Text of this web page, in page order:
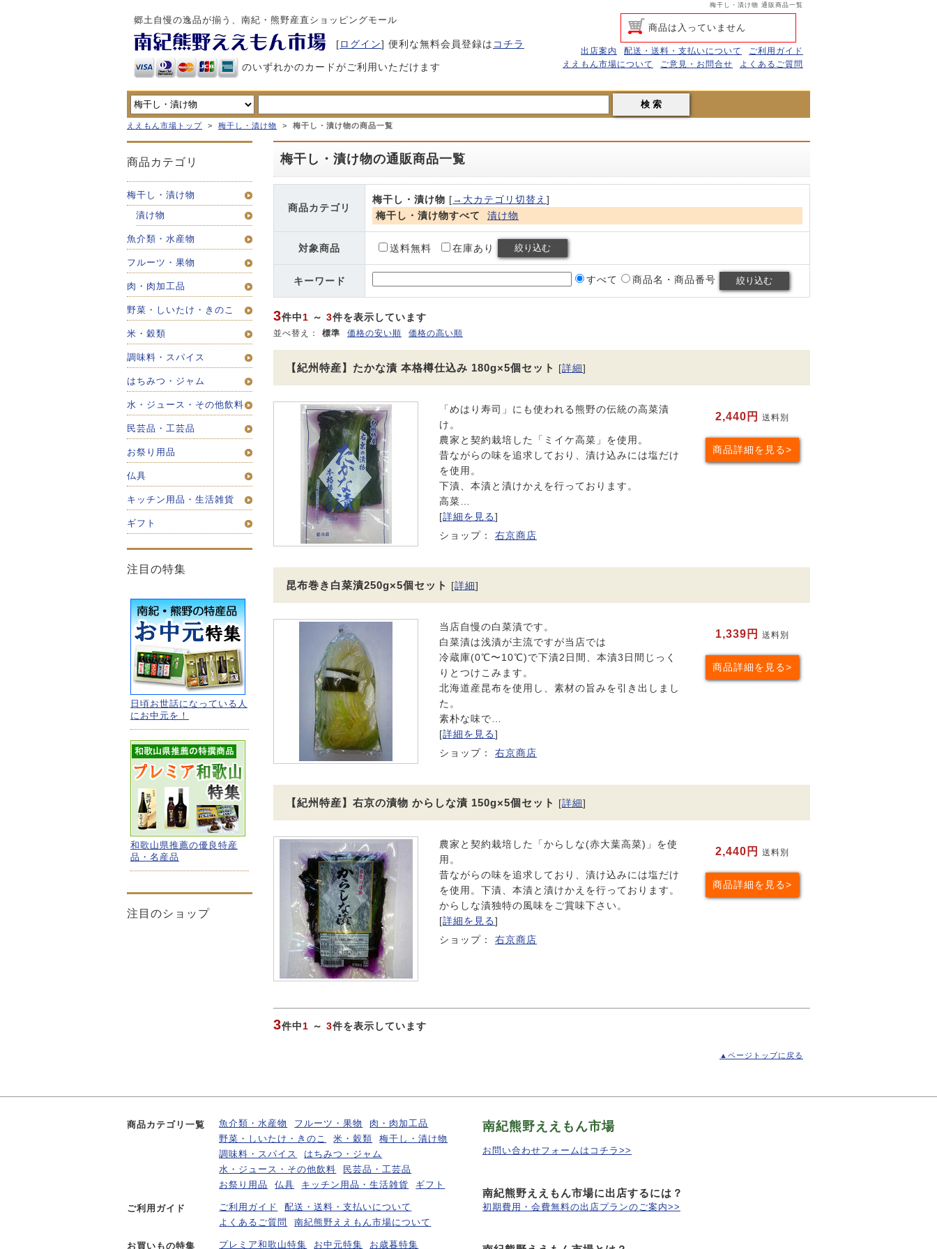
梅干し・漬け物 通販商品一覧
郷土自慢の逸品が揃う、南紀・熊野産直ショッピングモール
[ログイン] 便利な無料会員登録は コチラ
のいずれかのカードがご利用いただけます
商品は入っていません
ご利用ガイド
配送・送料・支払いについて
出店案内
よくあるご質問
ご意見・お問合せ
ええもん市場について
ええもん市場トップ > 梅干し・漬け物 > 梅干し・漬け物の商品一覧
梅干し・漬け物の通販商品一覧
商品カテゴリ
梅干し・漬け物 [→大カテゴリ切替え ]
梅干し・漬け物すべて
漬け物
対象商品 送料無料 在庫あり
キーワード すべて 商品名・商品番号
3件中1 ～ 3件を表示しています
並べ替え： 標準 価格の安い順 価格の高い順
【紀州特産】たかな漬 本格樽仕込み 180g×5個セット [詳細]
「めはり寿司」にも使われる熊野の伝統の高菜漬
け。
農家と契約栽培した「ミイケ高菜」を使用。
昔ながらの味を追求しており、漬け込みには塩だけ
を使用。
下漬、本漬と漬けかえを行っております。
高菜…
[詳細を見る]
ショップ： 右京商店
2,440円 送料別
商品詳細を見る
昆布巻き白菜漬250g×5個セット [詳細]
当店自慢の白菜漬です。
白菜漬は浅漬が主流ですが当店では
冷蔵庫(0℃〜10℃)で下漬2日間、本漬3日間じっく
りとつけこみます。
北海道産昆布を使用し、素材の旨みを引き出しまし
た。
素朴な味で…
[詳細を見る]
ショップ： 右京商店
1,339円 送料別
商品詳細を見る
【紀州特産】右京の漬物 からしな漬 150g×5個セット [詳細]
農家と契約栽培した「からしな(赤大葉高菜)」を使
用。
昔ながらの味を追求しており、漬け込みには塩だけ
を使用。下漬、本漬と漬けかえを行っております。
からしな漬独特の風味をご賞味下さい。
[詳細を見る]
ショップ： 右京商店
2,440円 送料別
商品詳細を見る
3件中1 ～ 3件を表示しています
▲ページトップに戻る
商品カテゴリ
梅干し・漬け物
漬け物
魚介類・水産物
フルーツ・果物
肉・肉加工品
野菜・しいたけ・きのこ
米・穀類
調味料・スパイス
はちみつ・ジャム
水・ジュース・その他飲料
民芸品・工芸品
お祭り用品
仏具
キッチン用品・生活雑貨
ギフト
注目の特集
日頃お世話になっている人
にお中元を！
和歌山県推薦の優良特産
品・名産品
注目のショップ
商品カテゴリ一覧 魚介類・水産物 フルーツ・果物
肉・肉加工品
野菜・しいたけ・きのこ
米・穀類
梅干し・漬け物
調味料・スパイス
はちみつ・ジャム
水・ジュース・その他飲料
民芸品・工芸品
お祭り用品
仏具 キッチン用品・生活雑貨 ギフト
ご利用ガイド ご利用ガイド
配送・送料・支払いについて
よくあるご質問
南紀熊野ええもん市場について
お買いもの特集 プレミア和歌山特集 お中元特集 お歳暮特集
南紀熊野ええもん市場
お問い合わせフォームはコチラ>>
南紀熊野ええもん市場に出店するには？
初期費用・会費無料の出店プランのご案内>>